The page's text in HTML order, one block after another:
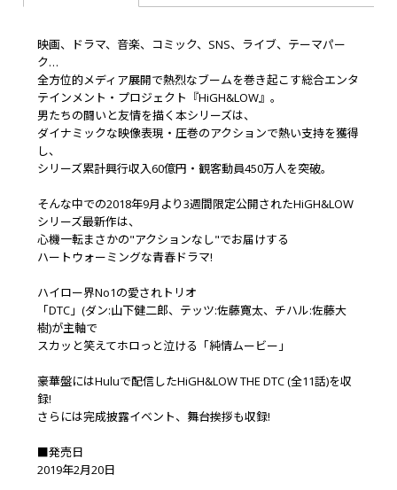
映画、ドラマ、音楽、コミック、SNS、ライブ、テーマパー
ク…
全方位的メディア展開で熱烈なブームを巻き起こす総合エンタ
テインメント・プロジェクト『HiGH&LOW』。
男たちの闘いと友情を描く本シリーズは、
ダイナミックな映像表現・圧巻のアクションで熱い支持を獲得
し、
シリーズ累計興行収入60億円・観客動員450万人を突破。
そんな中での2018年9月より3週間限定公開されたHiGH&LOW
シリーズ最新作は、
心機一転まさかの"アクションなし"でお届けする
ハートウォーミングな青春ドラマ!
ハイロー界No1の愛されトリオ
「DTC」(ダン:山下健二郎、テッツ:佐藤寛太、チハル:佐藤大
樹)が主軸で
スカッと笑えてホロっと泣ける「純情ムービー」
豪華盤にはHuluで配信したHiGH&LOW THE DTC (全11話)を収
録!
さらには完成披露イベント、舞台挨拶も収録!
■発売日
2019年2月20日